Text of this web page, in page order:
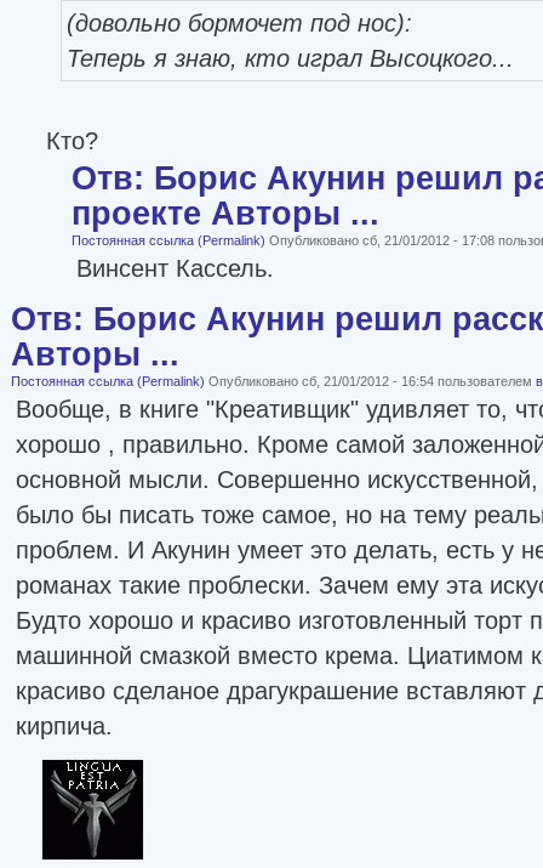
(довольно бормочет под нос):
Теперь я знаю, кто играл Высоцкого...
Кто?
Отв: Борис Акунин решил
проекте Авторы ...
Постоянная ссылка (Permalink) Опубликовано сб, 21/01/2012 - 17:08
Винсент Кассель.
Отв: Борис Акунин решил
Авторы ...
Постоянная ссылка (Permalink) Опубликовано сб, 21/01/2012 - 16:54 пользователем
Вообще, в книге "Креативщик" удивляет то,
хорошо , правильно. Кроме самой
основной мысли. Совершенно
было бы писать тоже самое, но на тему
проблем. И Акунин умеет это делать, есть у
романах такие проблески. Зачем ему эта
Будто хорошо и красиво изготовленный торт
машинной смазкой вместо крема. Циатимом
красиво сделаное драгукрашение вставляют
кирпича.